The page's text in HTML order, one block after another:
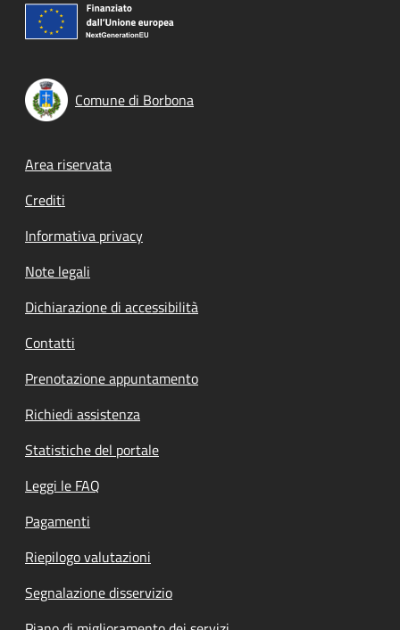
Comune di Borbona
Footer menu
Area riservata
Crediti
Informativa privacy
Note legali
Dichiarazione di accessibilità
Contatti
Prenotazione appuntamento
Richiedi assistenza
Statistiche del portale
Leggi le FAQ
Pagamenti
Riepilogo valutazioni
Segnalazione disservizio